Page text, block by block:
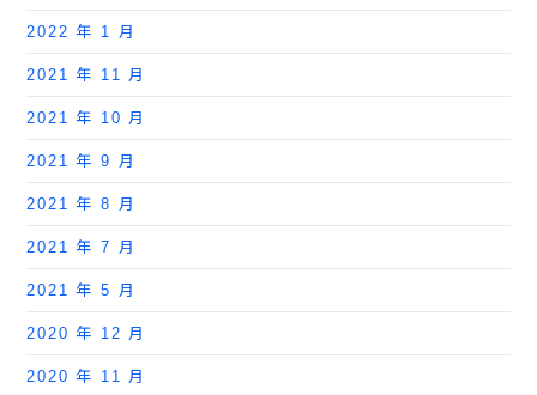
2022 年 1 月
2021 年 11 月
2021 年 10 月
2021 年 9 月
2021 年 8 月
2021 年 7 月
2021 年 5 月
2020 年 12 月
2020 年 11 月